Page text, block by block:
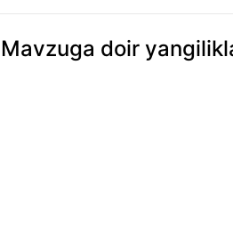
Mavzuga doir